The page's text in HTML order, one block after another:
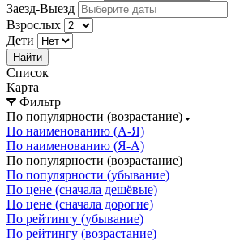
Заезд-Выезд
Взрослых
Дети
Найти
Список
Карта
Фильтр
По популярности (возрастание)
По наименованию (А-Я)
По наименованию (Я-А)
По популярности (возрастание)
По популярности (убывание)
По цене (сначала дешёвые)
По цене (сначала дорогие)
По рейтингу (убывание)
По рейтингу (возрастание)